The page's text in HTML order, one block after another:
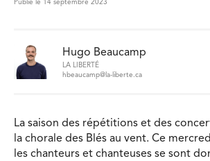
Publié le 14 septembre 2023
Hugo Beaucamp
LA LIBERTÉ
hbeaucamp@la-liberte.ca
La saison des répétitions et des
la chorale des Blés au vent. Ce
les chanteurs et chanteuses se sont